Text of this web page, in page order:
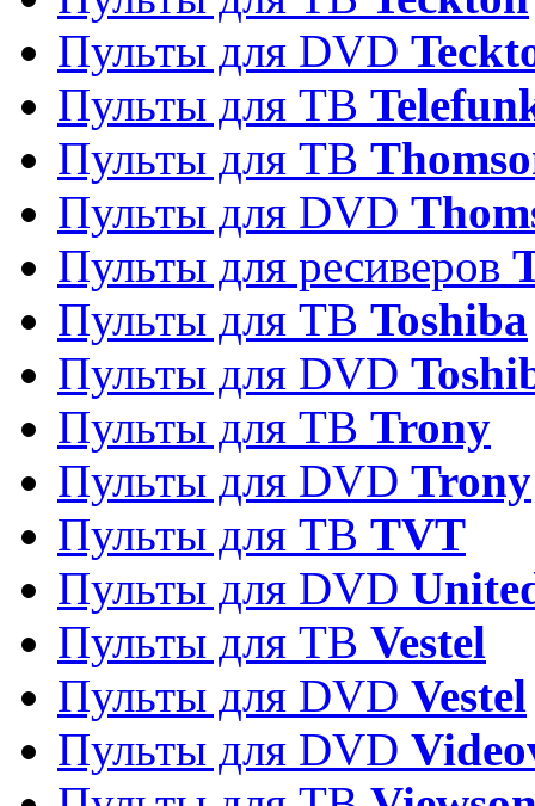
Пульты для DVD
Пульты для ТВ
Пульты для ТВ
Пульты для DVD
Пульты для ресиверов
Пульты для ТВ Toshiba
Пульты для DVD
Пульты для ТВ Trony
Пульты для DVD Trony
Пульты для ТВ TVT
Пульты для DVD
Пульты для ТВ Vestel
Пульты для DVD Vestel
Пульты для DVD